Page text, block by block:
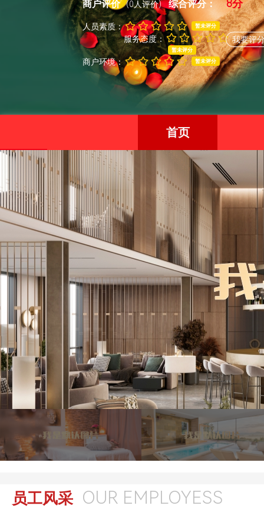
商户评价 (0人评价)综合评分： 8分
人员素质： 暂未评分
服务态度：
暂未评分
商户环境： 暂未评分
我要评
首页
员工风采 OUR EMPLOYESS